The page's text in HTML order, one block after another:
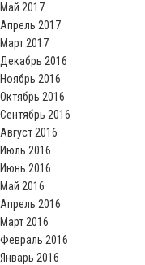
Май 2017
Апрель 2017
Март 2017
Декабрь 2016
Ноябрь 2016
Октябрь 2016
Сентябрь 2016
Август 2016
Июль 2016
Июнь 2016
Май 2016
Апрель 2016
Март 2016
Февраль 2016
Январь 2016